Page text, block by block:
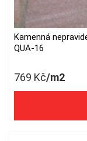
Kamenná
QUA-16
769 Kč/m2
636 Kč/m2 bez